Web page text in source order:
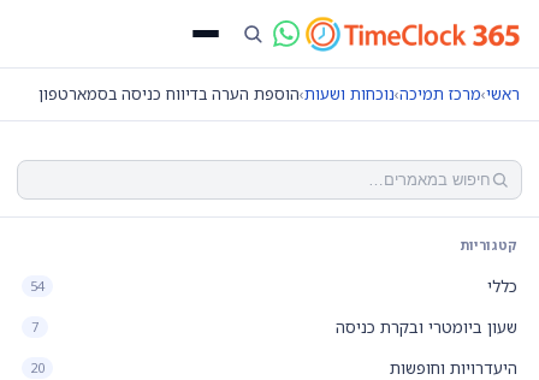
ראשי›מרכז תמיכה›נוכחות ושעות›הוספת הערה בדיווח כניסה בסמארטפון
קטגוריות
כללי 54
שעון ביומטרי ובקרת כניסה 7
היעדרויות וחופשות 20